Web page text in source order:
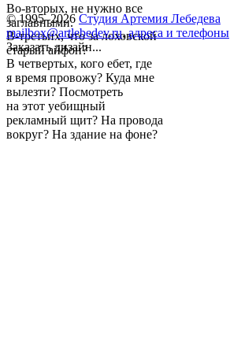
Во-вторых, не нужно все
заглавными.
В-третьих, что за лоховской
старый айфон?
В четвертых, кого ебет, где
я время провожу? Куда мне
вылезти? Посмотреть
на этот уебищный
рекламный щит? На провода
вокруг? На здание на фоне?
© 1995–2026 Студия Артемия Лебедева
mailbox@artlebedev.ru, адреса и телефоны
Заказать дизайн...